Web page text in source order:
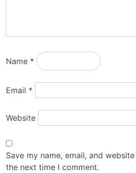
Name *
Email *
Website
Save my name, email, and
the next time I comment.